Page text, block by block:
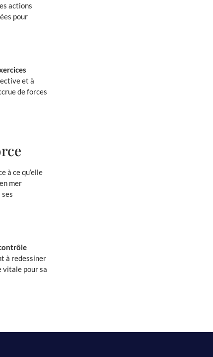
actions
pour
et à
de forces
à ce qu’elle
mer
à redessiner
vitale pour sa